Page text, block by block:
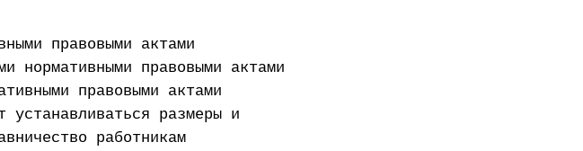
правовыми актами
нормативными правовыми актами
правовыми актами
устанавливаться размеры и
работникам